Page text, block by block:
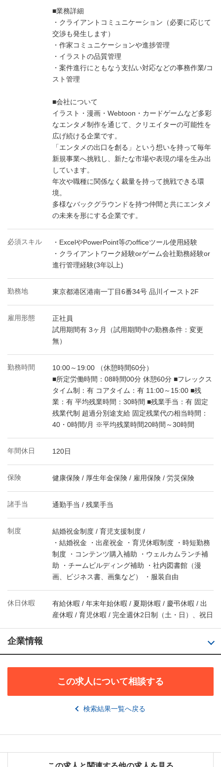
■業務詳細
・クライアントコミュニケーション（必要に応じて
交渉も発生します）
・作家コミュニケーションや進捗管理
・イラストの品質管理
・案件進行にともなう支払い対応などの事務作業/コ
スト管理
■会社について
イラスト・漫画・Webtoon・カードゲームなど多彩
なエンタメ制作を通じて、クリエイターの可能性を
広げ続ける企業です。
「エンタメの出口を創る」という想いを持って毎年
新規事業へ挑戦し、新たな市場や表現の場を生み出
しています。
年次や職種に関係なく裁量を持って挑戦できる環
境。
多様なバックグラウンドを持つ仲間と共にエンタメ
の未来を形にする企業です。
必須スキル
・ExcelやPowerPoint等のofficeツール使用経験
・クライアントワーク経験orゲーム会社勤務経験or
進行管理経験(3年以上)
勤務地 東京都港区港南一丁目6番34号 品川イースト2F
雇用形態
正社員
試用期間有 3ヶ月（試用期間中の勤務条件：変更
無）
勤務時間
10:00～19:00 （休憩時間60分）
■所定労働時間：08時間00分 休憩60分 ■フレックス
タイム制：有 コアタイム：有 11:00～15:00 ■残
業：有 平均残業時間：30時間 ■残業手当：有 固定
残業代制 超過分別途支給 固定残業代の相当時間：
40・0時間/月 ※平均残業時間20時間～30時間
年間休日 120日
保険 健康保険 / 厚生年金保険 / 雇用保険 / 労災保険
諸手当 通勤手当 / 残業手当
制度
結婚祝金制度 / 育児支援制度 /
・結婚祝金 ・出産祝金 ・育児休暇制度 ・時短勤務
制度 ・コンテンツ購入補助 ・ウェルカムランチ補
助 ・チームビルディング補助 ・社内図書館（漫
画、ビジネス書、画集など） ・服装自由
休日休暇
有給休暇 / 年末年始休暇 / 夏期休暇 / 慶弔休暇 / 出
産休暇 / 育児休暇 / 完全週休2日制（土・日）、祝日
企業情報
この求人について相談する
検索結果一覧へ戻る